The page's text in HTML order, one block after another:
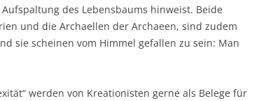
des Lebensbaums hinweist. Beide
und die Archaellen der Archaeen, sind zudem
sie scheinen vom Himmel gefallen zu sein: Man
werden von Kreationisten gerne als Belege für